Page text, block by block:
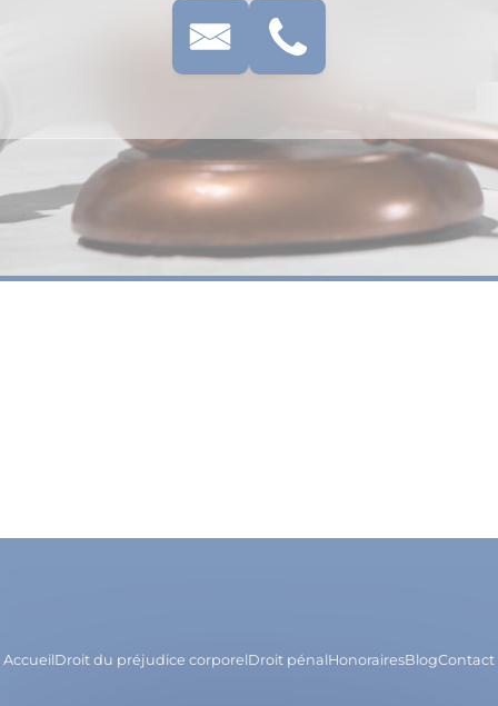
AccueilDroit du préjudice corporelDroit pénalHonorairesBlogContact